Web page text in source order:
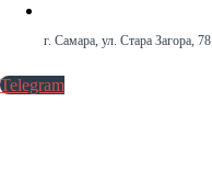
г. Самара, ул. Стара Загора, 78
Telegram